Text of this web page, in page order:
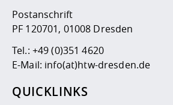
Postanschrift
PF 120701, 01008 Dresden
Tel.: +49 (0)351 4620
E-Mail: info(at)htw-dresden.de
QUICKLINKS